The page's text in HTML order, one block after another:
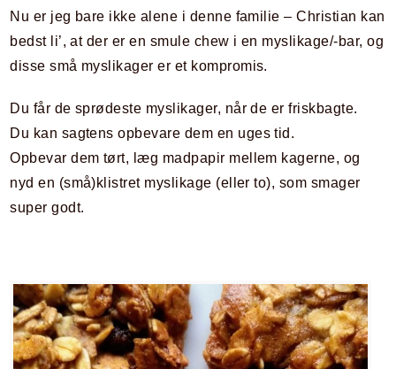
Nu er jeg bare ikke alene i denne familie – Christian kan
bedst li’, at der er en smule chew i en myslikage/-bar, og
disse små myslikager er et kompromis.
Du får de sprødeste myslikager, når de er friskbagte.
Du kan sagtens opbevare dem en uges tid.
Opbevar dem tørt, læg madpapir mellem kagerne, og
nyd en (små)klistret myslikage (eller to), som smager
super godt.